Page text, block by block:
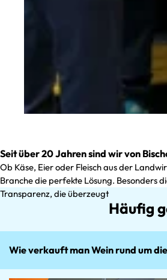
Seit über 20 Jahren sind wir von
Ob Käse, Eier oder Fleisch aus der
Branche die perfekte Lösung. Besonders
Häufig
Transparenz, die überzeugt
Wie verkauft man Wein rund um